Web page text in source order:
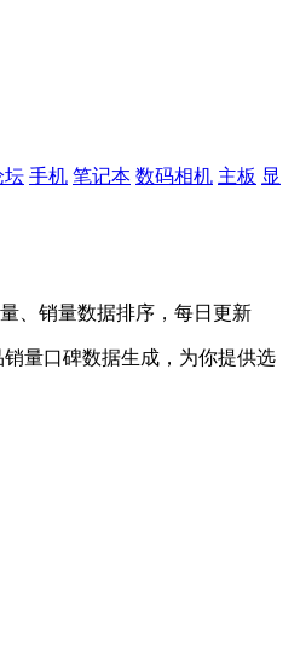
坛 手机 笔记本 数码相机 主板 显
、销量数据排序，每日更新
量口碑数据生成，为你提供选